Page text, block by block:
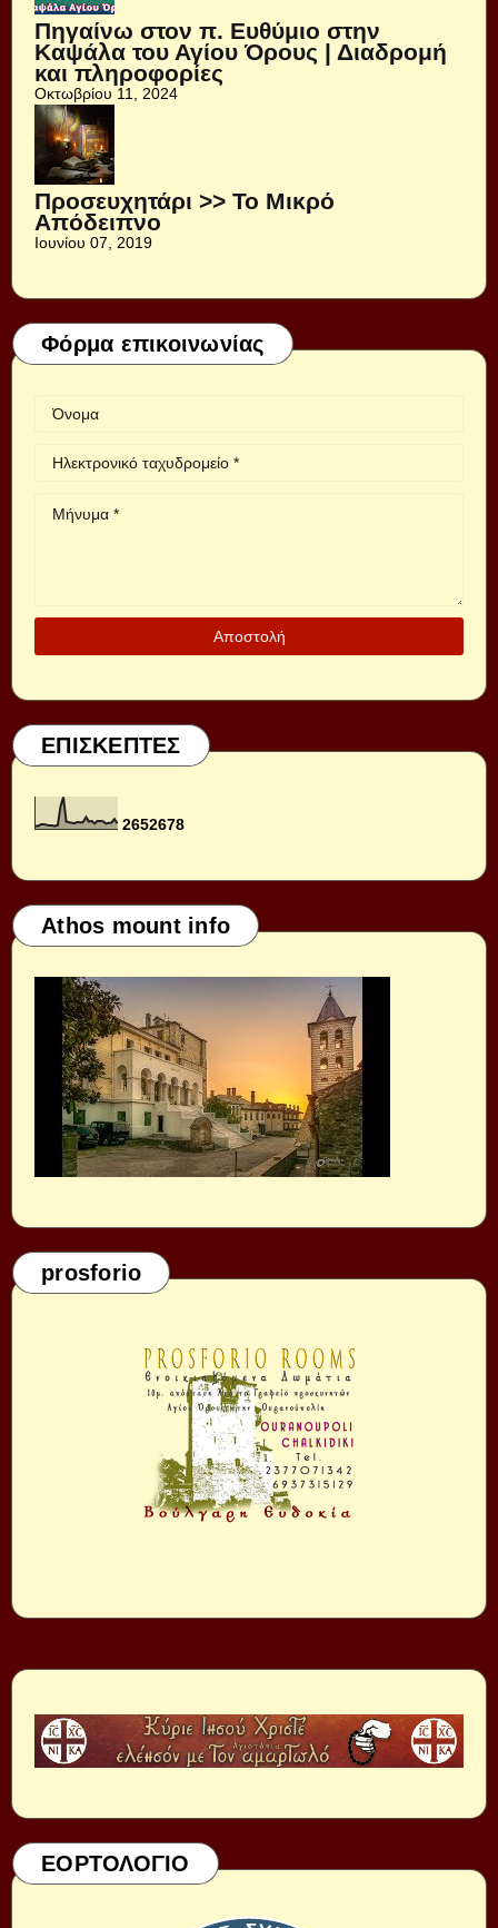
Πηγαίνω στον π. Ευθύμιο στην
Καψάλα του Αγίου Όρους | Διαδρομή
και πληροφορίες
Οκτωβρίου 11, 2024
Προσευχητάρι >> Το Μικρό
Απόδειπνο
Ιουνίου 07, 2019
Φόρμα επικοινωνίας
ΕΠΙΣΚΕΠΤΕΣ
2652678
Athos mount info
prosforio
ΕΟΡΤΟΛΟΓΙΟ